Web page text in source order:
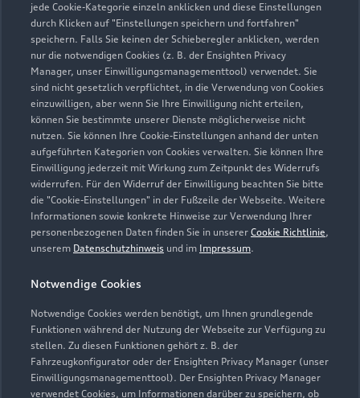
jede Cookie-Kategorie einzeln anklicken und diese Einstellungen
durch Klicken auf "Einstellungen speichern und fortfahren"
speichern. Falls Sie keinen der Schieberegler anklicken, werden
nur die notwendigen Cookies (z. B. der Ensighten Privacy
Manager, unser Einwilligungsmanagementtool) verwendet. Sie
sind nicht gesetzlich verpflichtet, in die Verwendung von Cookies
einzuwilligen, aber wenn Sie Ihre Einwilligung nicht erteilen,
können Sie bestimmte unserer Dienste möglicherweise nicht
nutzen. Sie können Ihre Cookie-Einstellungen anhand der unten
aufgeführten Kategorien von Cookies verwalten. Sie können Ihre
Einwilligung jederzeit mit Wirkung zum Zeitpunkt des Widerrufs
widerrufen. Für den Widerruf der Einwilligung beachten Sie bitte
die "Cookie-Einstellungen" in der Fußzeile der Webseite. Weitere
Informationen sowie konkrete Hinweise zur Verwendung Ihrer
personenbezogenen Daten finden Sie in unserer Cookie Richtlinie,
unserem Datenschutzhinweis und im Impressum.
Notwendige Cookies
Notwendige Cookies werden benötigt, um Ihnen grundlegende
Funktionen während der Nutzung der Webseite zur Verfügung zu
stellen. Zu diesen Funktionen gehört z. B. der
Fahrzeugkonfigurator oder der Ensighten Privacy Manager (unser
Einwilligungsmanagementtool). Der Ensighten Privacy Manager
verwendet Cookies, um Informationen darüber zu speichern, ob
Emder Straße 31
26607 Aurich
04941 15100
schwarte.aurich@nowag.com
Kontaktdaten herunterladen
Öffnungszeiten
Geschlossen
öffnet amMontag 09:00
Service
Geschlossen
öffnet am Montag 07:30